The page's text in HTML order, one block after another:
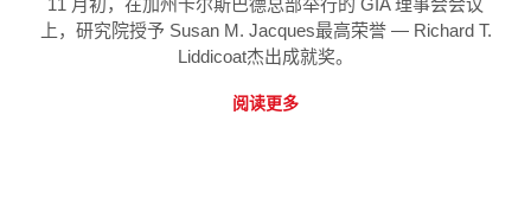
11 月初，在加州卡尔斯巴德总部举行的 GIA 理事会会议
上，研究院授予 Susan M. Jacques最高荣誉 — Richard T.
Liddicoat杰出成就奖。
阅读更多